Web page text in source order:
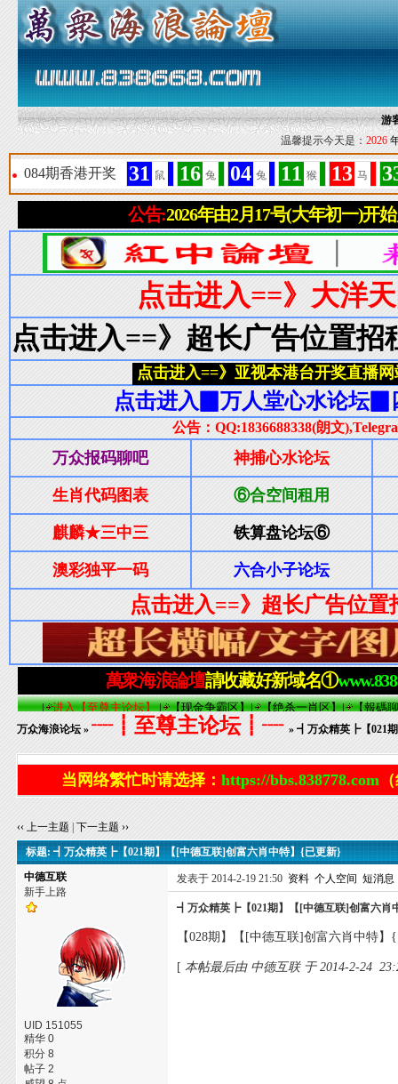
游
温馨提示今天是： 2026
万众海浪论坛»┈┋至尊主论坛┋┈» ┫万众精英┣【021
当网络繁忙时请选择： https://bbs.838778.com
‹‹ 上一主题 |下一主题 ››
标题: ┫万众精英┣【021期】【[中德互联]创富六肖中特】{已更新}
中德互联
新手上路
UID 151055
精华 0
积分 8
帖子 2
发表于 2014-2-19 21:50 资料 个人空间 短消息
┫万众精英┣【021期】【[中德互联]创富六肖
【028期】【[中德互联]创富六肖中特
[ 本帖最后由 中德互联 于 2014-2-24